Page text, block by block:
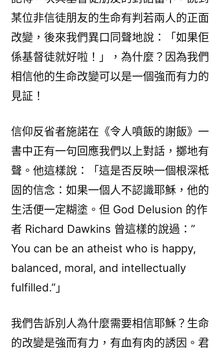
某位非信徒朋友的生命有判若兩人的正面
改變，後來我們異口同聲地說：「如果佢
係基督徒就好啦！」，為什麼？因為我們
相信他的生命改變可以是一個強而有力的
見証！
信仰反省者施諾在《令人噴飯的謝飯》一
書中正有一句回應我們以上對話，擲地有
聲。他這樣說：「這是否反映一個根深柢
固的信念：如果一個人不認識耶穌，他的
生活便一定糊塗。但 God Delusion 的作
者 Richard Dawkins 曾這樣的說過：”
You can be an atheist who is happy,
balanced, moral, and intellectually
fulfilled.”」
我們告訴別人為什麼需要相信耶穌？生命
的改變是強而有力，有血有肉的誘因。君